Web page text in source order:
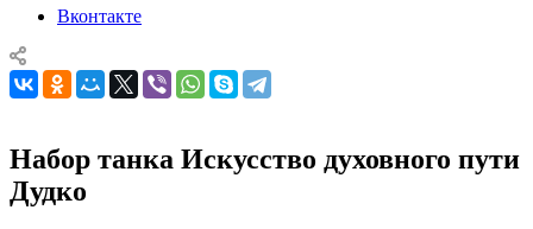
Вконтакте
Набор танка Искусство духовного пути
Дудко